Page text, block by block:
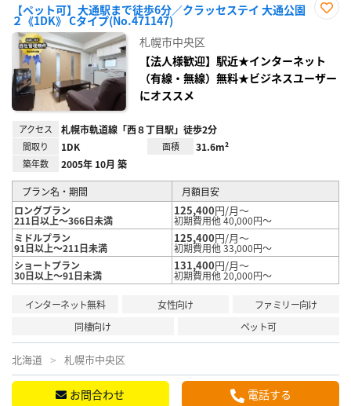
【ペット可】大通駅まで徒歩6分／クラッセステイ 大通公園
２《1DK》 Cタイプ(No.471147)
録
札幌市中央区
【法人様歓迎】駅近★インターネット
（有線・無線）無料★ビジネスユーザー
にオススメ
アクセス 札幌市軌道線「西８丁目駅」徒歩2分
間取り 1DK 面積 31.6m²
築年数 2005年 10月 築
プラン名・期間
月額目安
ロングプラン
211日以上～366日未満
125,400円/月～
初期費用他 40,000円～
ミドルプラン
91日以上～211日未満
125,400円/月～
初期費用他 33,000円～
ショートプラン
30日以上～91日未満
131,400円/月～
初期費用他 20,000円～
インターネット無料 女性向け
ファミリー向け
同棲向け
ペット可
北海道 札幌市中央区
お問合わせ 電話する